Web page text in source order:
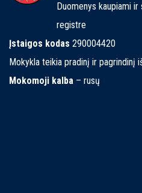
Duomenys kaupiami
registre
Įstaigos kodas 290004420
Mokykla teikia pradinį ir pagrindinį
Mokomoji kalba – rusų